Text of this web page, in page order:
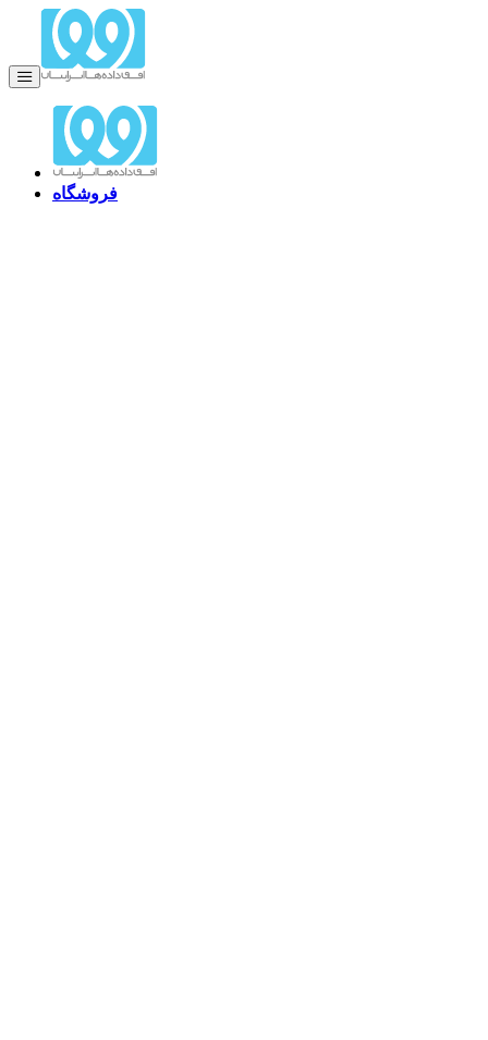
فروشگاه